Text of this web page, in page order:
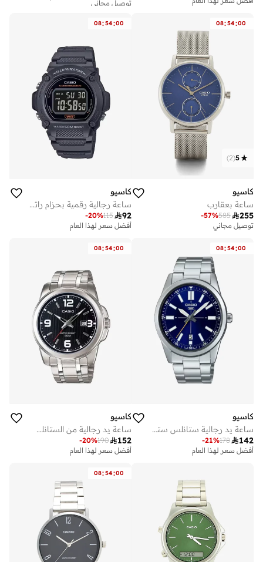
08:54:00
5
(
2
)
كاسيو
ساعة بعقارب
255
585
-57%
توصيل مجاني
08:54:00
كاسيو
ساعة رجالية رقمية بحزام راتنج أسود
92
115
-20%
أفضل سعر لهذا العام
08:54:00
كاسيو
ساعة يد رجالية ستانلس ستيل تناظرية MTP-VD02D-2EUDF - 41 مم
142
178
-21%
أفضل سعر لهذا العام
08:54:00
كاسيو
ساعة يد رجالية من الستانلس ستيل بعقارب -- - . مم
152
190
-20%
أفضل سعر لهذا العام
08:54:00